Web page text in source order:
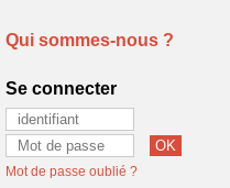
Qui sommes-nous ?
Se connecter
Mot de passe oublié ?